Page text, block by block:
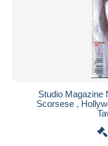
Studio Magazine
Scorsese ,